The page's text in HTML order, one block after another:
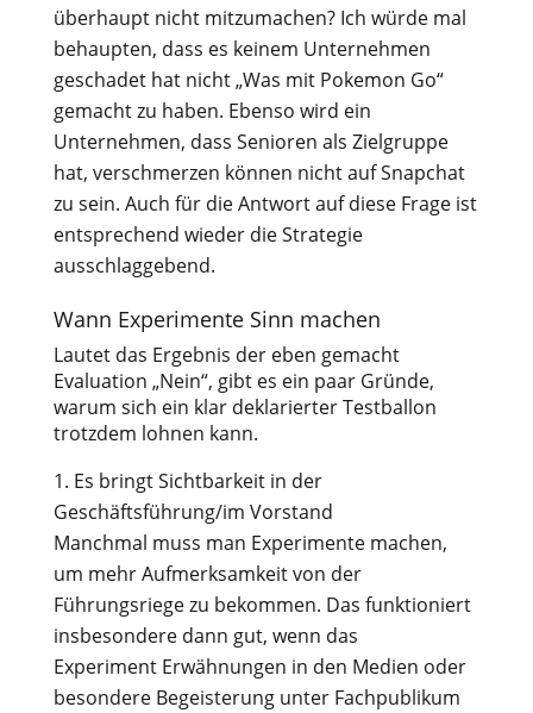
überhaupt nicht mitzumachen? Ich würde mal
behaupten, dass es keinem Unternehmen
geschadet hat nicht „Was mit Pokemon Go“
gemacht zu haben. Ebenso wird ein
Unternehmen, dass Senioren als Zielgruppe
hat, verschmerzen können nicht auf Snapchat
zu sein. Auch für die Antwort auf diese Frage ist
entsprechend wieder die Strategie
ausschlaggebend.
Wann Experimente Sinn machen
Lautet das Ergebnis der eben gemacht
Evaluation „Nein“, gibt es ein paar Gründe,
warum sich ein klar deklarierter Testballon
trotzdem lohnen kann.
Es bringt Sichtbarkeit in der
Geschäftsführung/im Vorstand
Manchmal muss man Experimente machen,
um mehr Aufmerksamkeit von der
Führungsriege zu bekommen. Das funktioniert
insbesondere dann gut, wenn das
Experiment Erwähnungen in den Medien oder
besondere Begeisterung unter Fachpublikum